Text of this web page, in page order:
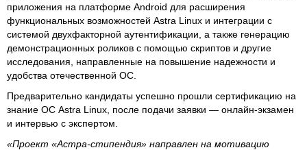
приложения на платформе Android для расширения
функциональных возможностей Astra Linux и интеграции с
системой двухфакторной аутентификации, а также генерацию
демонстрационных роликов с помощью скриптов и другие
исследования, направленные на повышение надежности и
удобства отечественной ОС.
Предварительно кандидаты успешно прошли сертификацию на
знание ОС Astra Linux, после подачи заявки — онлайн-экзамен
и интервью с экспертом.
«Проект «Астра-стипендия» направлен на мотивацию